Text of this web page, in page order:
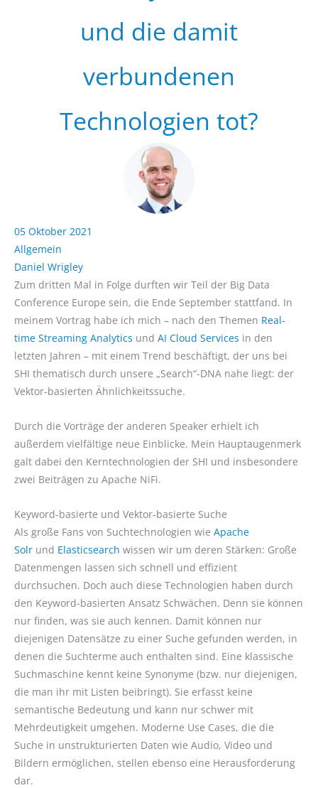
und die damit
verbundenen
Technologien tot?
05 Oktober 2021
Allgemein
Daniel Wrigley
Zum dritten Mal in Folge durften wir Teil der Big Data
Conference Europe sein, die Ende September stattfand. In
meinem Vortrag habe ich mich – nach den Themen Real-
time Streaming Analytics und AI Cloud Services in den
letzten Jahren – mit einem Trend beschäftigt, der uns bei
SHI thematisch durch unsere „Search“-DNA nahe liegt: der
Vektor-basierten Ähnlichkeitssuche.
Durch die Vorträge der anderen Speaker erhielt ich
außerdem vielfältige neue Einblicke. Mein Hauptaugenmerk
galt dabei den Kerntechnologien der SHI und insbesondere
zwei Beiträgen zu Apache NiFi.
Keyword-basierte und Vektor-basierte Suche
Als große Fans von Suchtechnologien wie Apache
Solr und Elasticsearch wissen wir um deren Stärken: Große
Datenmengen lassen sich schnell und effizient
durchsuchen. Doch auch diese Technologien haben durch
den Keyword-basierten Ansatz Schwächen. Denn sie können
nur finden, was sie auch kennen. Damit können nur
diejenigen Datensätze zu einer Suche gefunden werden, in
denen die Suchterme auch enthalten sind. Eine klassische
Suchmaschine kennt keine Synonyme (bzw. nur diejenigen,
die man ihr mit Listen beibringt). Sie erfasst keine
semantische Bedeutung und kann nur schwer mit
Mehrdeutigkeit umgehen. Moderne Use Cases, die die
Suche in unstrukturierten Daten wie Audio, Video und
Bildern ermöglichen, stellen ebenso eine Herausforderung
dar.